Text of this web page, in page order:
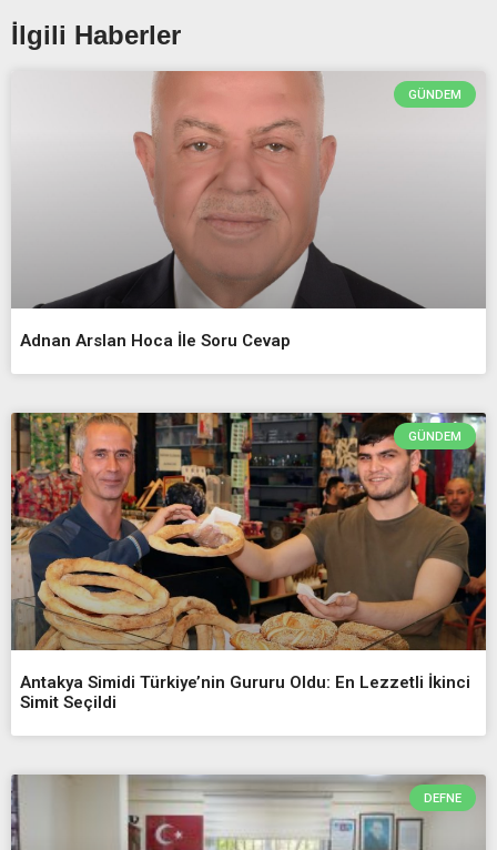
İlgili Haberler
GÜNDEM
Adnan Arslan Hoca İle Soru Cevap
GÜNDEM
Antakya Simidi Türkiye’nin Gururu Oldu: En Lezzetli İkinci
Simit Seçildi
DEFNE